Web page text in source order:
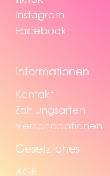
Instagram
Facebook
Informationen
Kontakt
Zahlungsarten
Versandoptionen
Gesetzliches
AGB